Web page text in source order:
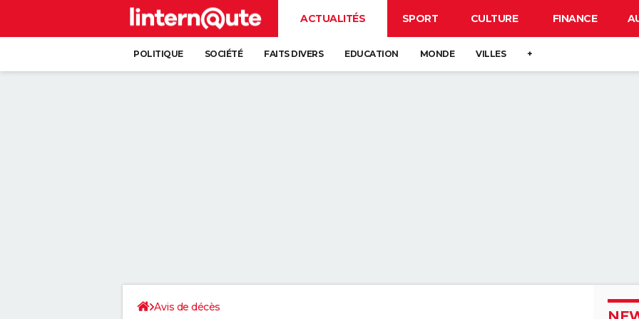
ACTUALITÉS SPORT CULTURE FINANCE
POLITIQUE SOCIÉTÉ FAITS DIVERS EDUCATION MONDE VILLES +
Avis de décès